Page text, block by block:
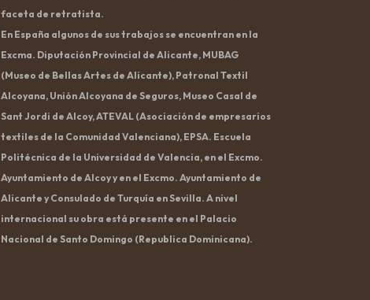
faceta de retratista.
En España algunos de sus trabajos se encuentran en la
Excma. Diputación Provincial de Alicante, MUBAG
(Museo de Bellas Artes de Alicante), Patronal Textil
Alcoyana, Unión Alcoyana de Seguros, Museo Casal de
Sant Jordi de Alcoy, ATEVAL (Asociación de empresarios
textiles de la Comunidad Valenciana), EPSA. Escuela
Politécnica de la Universidad de Valencia, en el Excmo.
Ayuntamiento de Alcoy y en el Excmo. Ayuntamiento de
Alicante y Consulado de Turquía en Sevilla. A nivel
internacional su obra está presente en el Palacio
Nacional de Santo Domingo (Republica Dominicana).